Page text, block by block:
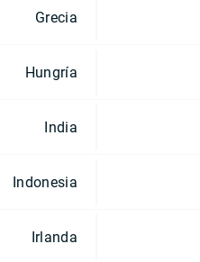
Grecia
Hungría
India
Indonesia
Irlanda